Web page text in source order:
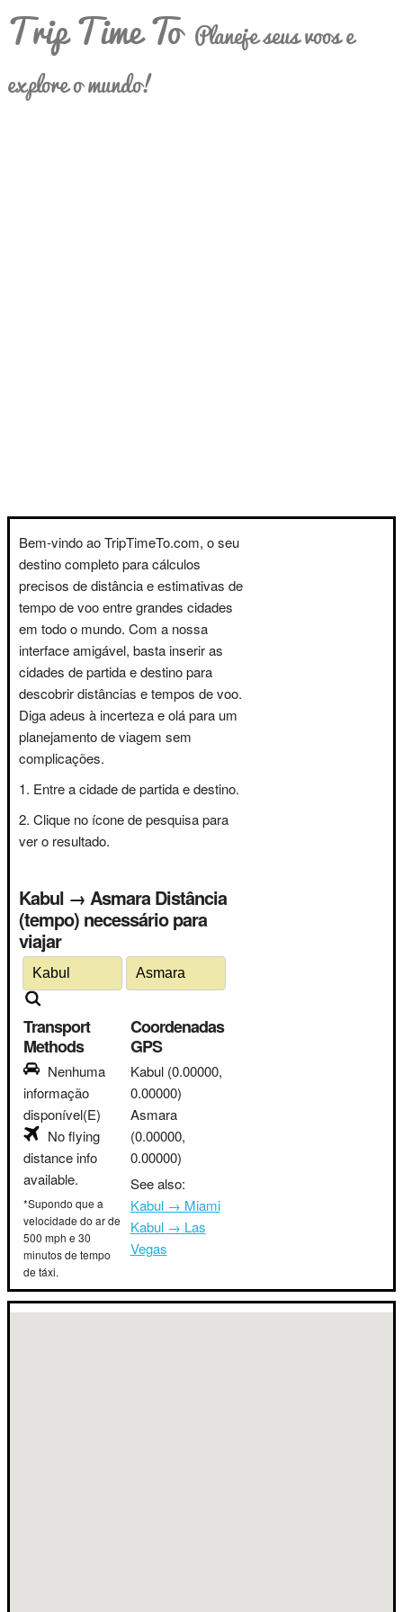
Trip Time To Planeje seus voos e
explore o mundo!
Bem-vindo ao TripTimeTo.com, o seu
destino completo para cálculos
precisos de distância e estimativas de
tempo de voo entre grandes cidades
em todo o mundo. Com a nossa
interface amigável, basta inserir as
cidades de partida e destino para
descobrir distâncias e tempos de voo.
Diga adeus à incerteza e olá para um
planejamento de viagem sem
complicações.
Entre a cidade de partida e destino.
Clique no ícone de pesquisa para
ver o resultado.
Kabul → Asmara Distância
(tempo) necessário para
viajar
Transport
Methods
Nenhuma
informação
disponível(E)
No flying
distance info
available.
*Supondo que a
velocidade do ar de
500 mph e 30
minutos de tempo
de táxi.
Coordenadas
GPS
Kabul (0.00000,
0.00000)
Asmara
(0.00000,
0.00000)
See also:
Kabul → Miami
Kabul → Las
Vegas